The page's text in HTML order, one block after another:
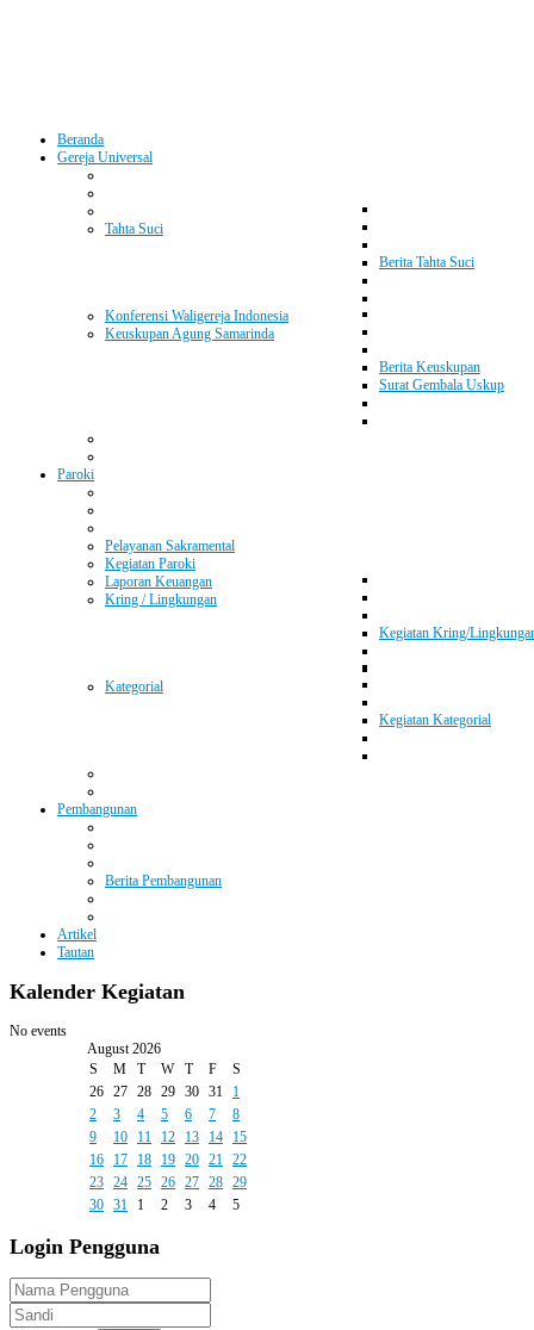
Beranda
Gereja Universal
Tahta Suci
Berita Tahta Suci
Konferensi Waligereja Indonesia
Keuskupan Agung Samarinda
Berita Keuskupan
Surat Gembala Uskup
Paroki
Pelayanan Sakramental
Kegiatan Paroki
Laporan Keuangan
Kring / Lingkungan
Kegiatan Kring/
Kategorial
Kegiatan Kategorial
Pembangunan
Berita Pembangunan
Artikel
Tautan
Kalender Kegiatan
No events
August 2026
S
M T W T F
S
26 27 28 29 30 31
1
2
3 4 5 6 7
8
9
10 11 12 13 14
15
16
17 18 19 20 21 22
23 24 25 26 27 28 29
30 31 1 2 3 4 5
Login Pengguna